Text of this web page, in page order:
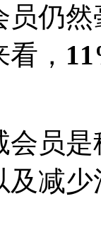
仍然
，
是
及减